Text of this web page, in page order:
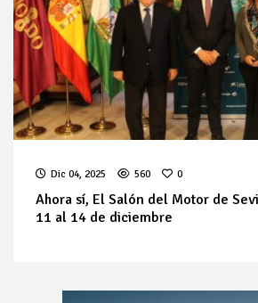
Dic 04, 2025 560 0
Ahora sí, El Salón del Motor de
11 al 14 de diciembre